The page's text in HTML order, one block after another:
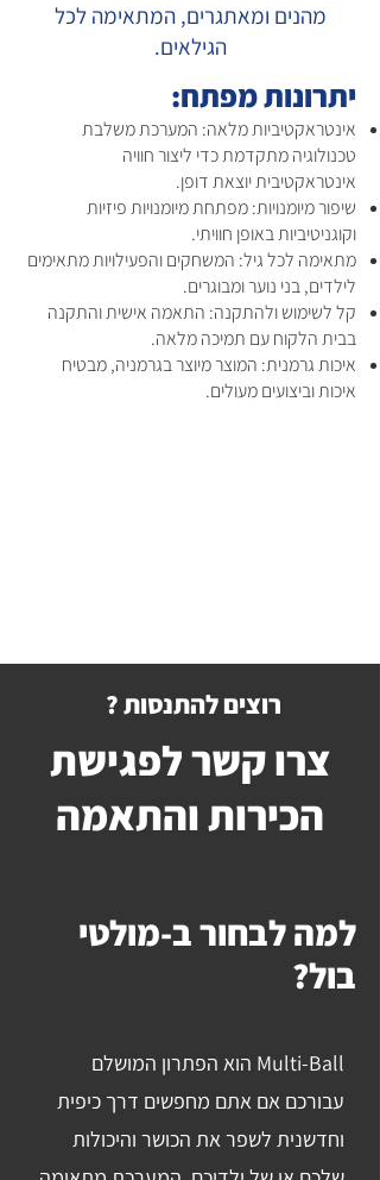
מהנים ומאתגרים, המתאימה לכל
הגילאים.
יתרונות מפתח:
אינטראקטיביות מלאה: המערכת משלבת
טכנולוגיה מתקדמת כדי ליצור חוויה
אינטראקטיבית יוצאת דופן.
שיפור מיומנויות: מפתחת מיומנויות פיזיות
וקוגניטיביות באופן חוויתי.
מתאימה לכל גיל: המשחקים והפעילויות מתאימים
לילדים, בני נוער ומבוגרים.
קל לשימוש ולהתקנה: התאמה אישית והתקנה
בבית הלקוח עם תמיכה מלאה.
איכות גרמנית: המוצר מיוצר בגרמניה, מבטיח
איכות וביצועים מעולים.
רוצים להתנסות ?
צרו קשר לפגישת
הכירות והתאמה
למה לבחור ב-מולטי
בול?
Multi-Ball הוא הפתרון המושלם
עבורכם אם אתם מחפשים דרך כיפית
וחדשנית לשפר את הכושר והיכולות